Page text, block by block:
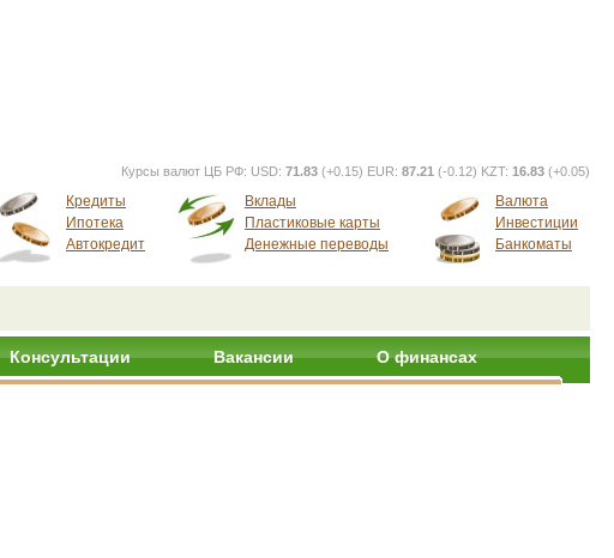
Курсы валют ЦБ РФ: USD: 71.83 (+0.15) EUR: 87.21 (-0.12) KZT: 16.83 (+0.05)
Кредиты
Ипотека
Автокредит
Вклады
Пластиковые карты
Денежные переводы
Валюта
Инвестиции
Банкоматы
Консультации Вакансии О финансах